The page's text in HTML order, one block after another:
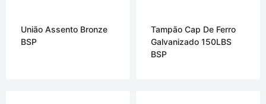
União Assento Bronze
BSP
Tampão Cap De Ferro
Galvanizado 150LBS
BSP